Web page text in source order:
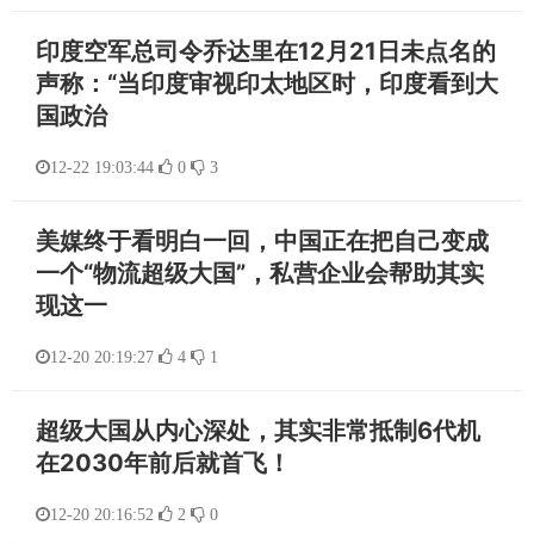
印度空军总司令乔达里在12月21日未点名的
声称：“当印度审视印太地区时，印度看到大
国政治
12-22 19:03:44 0 3
美媒终于看明白一回，中国正在把自己变成
一个“物流超级大国”，私营企业会帮助其实
现这一
12-20 20:19:27 4 1
超级大国从内心深处，其实非常抵制6代机
在2030年前后就首飞！
12-20 20:16:52 2 0